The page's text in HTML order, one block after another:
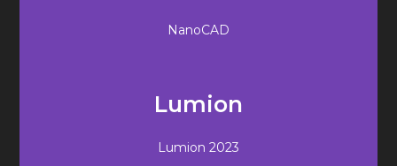
NanoCAD
Lumion
Lumion 2023